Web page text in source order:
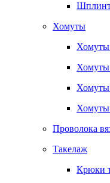
Хомуты
Хомуты
Хомуты
Хомуты
Проволока
Такелаж
Крюки